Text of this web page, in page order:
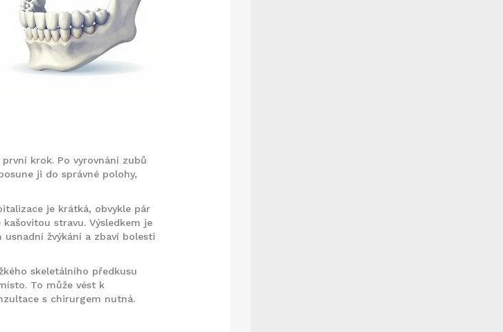
krok. Po vyrovnání zubů
ji do správné polohy,
je krátká, obvykle pár
stravu. Výsledkem je
žvýkání a zbaví bolesti
skeletálního předkusu
To může vést k
s chirurgem nutná.